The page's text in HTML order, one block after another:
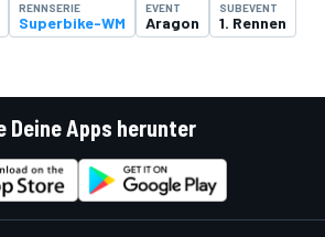
RENNSERIE
Superbike-WM
EVENT
Aragon
SUBEVENT
1. Rennen
Deine Apps herunter